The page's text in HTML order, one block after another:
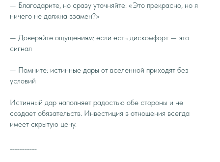
— Благодарите, но сразу уточняйте: «Это прекрасно, но я
ничего не должна взамен?»
— Доверяйте ощущениям: если есть дискомфорт — это
сигнал
— Помните: истинные дары от вселенной приходят без
условий
Истинный дар наполняет радостью обе стороны и не
создает обязательств. Инвестиция в отношения всегда
имеет скрытую цену.